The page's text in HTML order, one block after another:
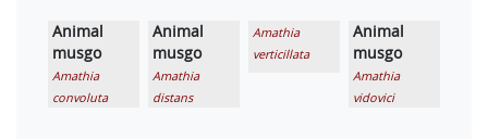
Animal
musgo
Amathia
convoluta
Animal
musgo
Amathia
distans
Amathia
verticillata
Animal
musgo
Amathia
vidovici